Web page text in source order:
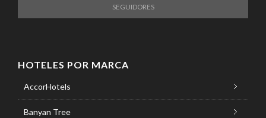
SEGUIDORES
HOTELES POR MARCA
AccorHotels
Banyan Tree